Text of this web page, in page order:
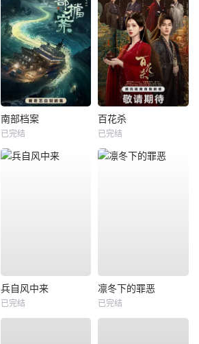
南部档案
已完结
百花杀
已完结
兵自风中来
已完结
凛冬下的罪恶
已完结